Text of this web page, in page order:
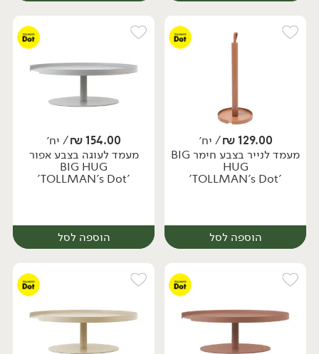
יח׳ יח׳
129.00
₪/ יח׳
מעמד לנייר בצבע חימר BIG
HUG
'TOLLMAN's Dot'
הוספה לסל
154.00
₪/ יח׳
מעמד לעוגה בצבע אפור
BIG HUG
'TOLLMAN's Dot'
הוספה לסל